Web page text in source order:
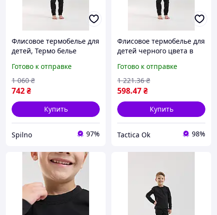
Флисовое термобелье для
детей, Термо белье
Готово к отправке
742₴
1 060 ₴
Купить
Spilno 97%
Флисовое термобелье для
детей черного цвета в
для девочек и мальчиков
Tactic
Готово к отправке
598.47₴
1 221.36 ₴
Купить
Tactica Ok 98%